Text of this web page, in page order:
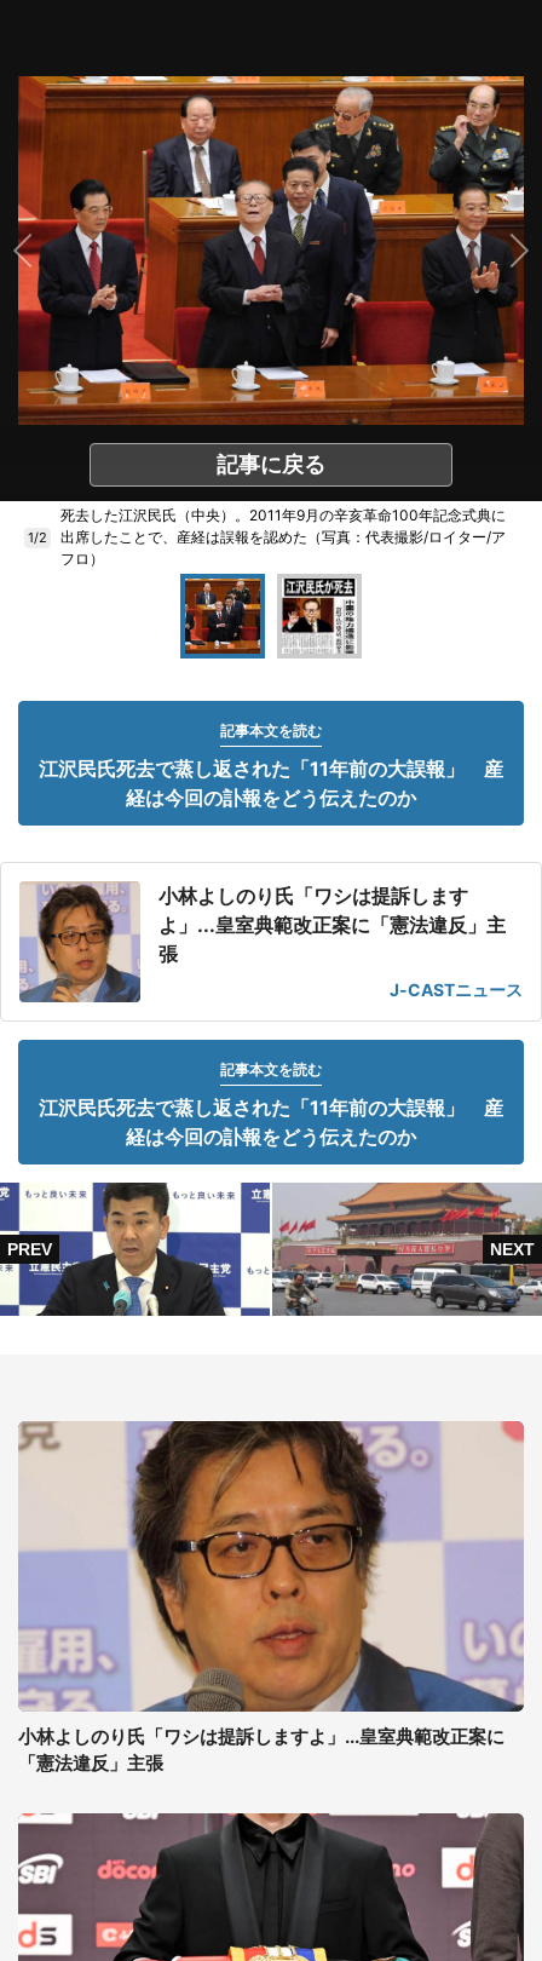
記事に戻る
1/2
死去した江沢民氏（中央）。2011年9月の辛亥革命100年記念式典に
出席したことで、産経は誤報を認めた（写真：代表撮影/ロイター/ア
フロ）
記事本文を読む
江沢民氏死去で蒸し返された「11年前の大誤報」 産
経は今回の訃報をどう伝えたのか
小林よしのり氏「ワシは提訴します
よ」...皇室典範改正案に「憲法違反」主
張
J-CASTニュース
記事本文を読む
江沢民氏死去で蒸し返された「11年前の大誤報」 産
経は今回の訃報をどう伝えたのか
小林よしのり氏「ワシは提訴しますよ」...皇室典範改正案に
「憲法違反」主張